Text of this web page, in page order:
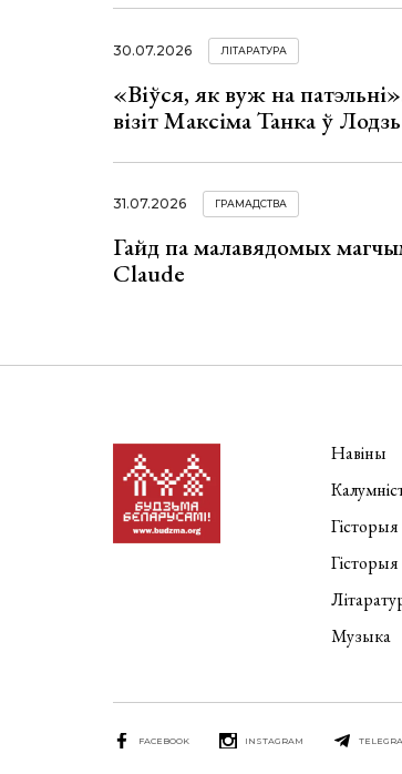
30.07.2026 ЛІТАРАТУРА
«Віўся, як вуж на
візіт Максіма Танка ў Лодзь
31.07.2026 ГРАМАДСТВА
Гайд па малавядомых
Claude
Навіны
Гісторыя
Гісторыя
Музыка
FACEBOOK INSTAGRAM